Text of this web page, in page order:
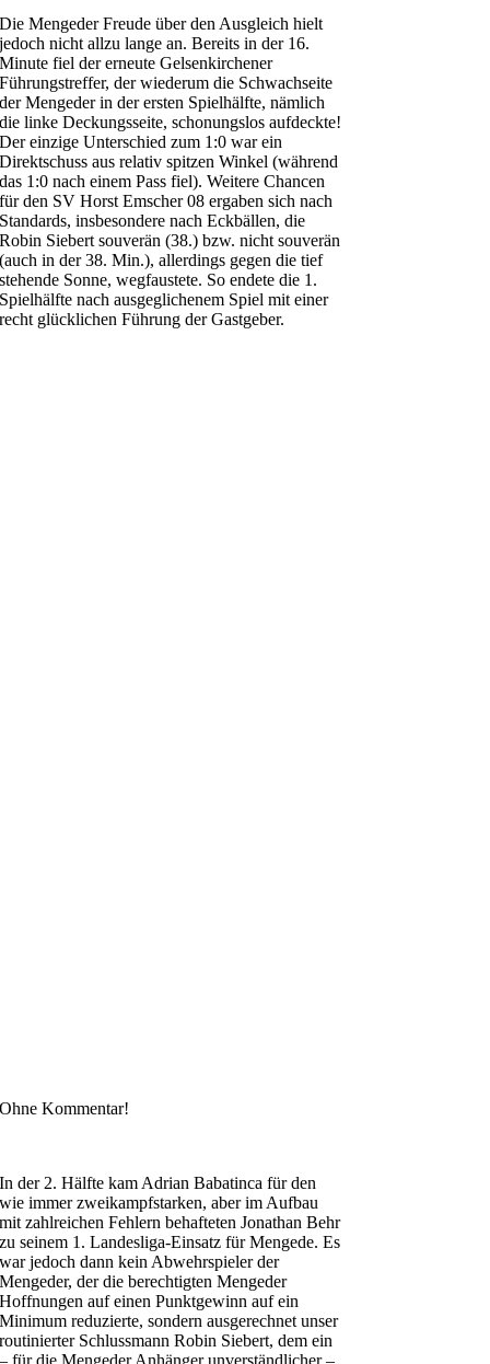
Die Mengeder Freude über den Ausgleich hielt
jedoch nicht allzu lange an. Bereits in der 16.
Minute fiel der erneute Gelsenkirchener
Führungstreffer, der wiederum die Schwachseite
der Mengeder in der ersten Spielhälfte, nämlich
die linke Deckungsseite, schonungslos aufdeckte!
Der einzige Unterschied zum 1:0 war ein
Direktschuss aus relativ spitzen Winkel (während
das 1:0 nach einem Pass fiel). Weitere Chancen
für den SV Horst Emscher 08 ergaben sich nach
Standards, insbesondere nach Eckbällen, die
Robin Siebert souverän (38.) bzw. nicht souverän
(auch in der 38. Min.), allerdings gegen die tief
stehende Sonne, wegfaustete. So endete die 1.
Spielhälfte nach ausgeglichenem Spiel mit einer
recht glücklichen Führung der Gastgeber.
Ohne Kommentar!
In der 2. Hälfte kam Adrian Babatinca für den
wie immer zweikampfstarken, aber im Aufbau
mit zahlreichen Fehlern behafteten Jonathan Behr
zu seinem 1. Landesliga-Einsatz für Mengede. Es
war jedoch dann kein Abwehrspieler der
Mengeder, der die berechtigten Mengeder
Hoffnungen auf einen Punktgewinn auf ein
Minimum reduzierte, sondern ausgerechnet unser
routinierter Schlussmann Robin Siebert, dem ein
– für die Mengeder Anhänger unverständlicher –